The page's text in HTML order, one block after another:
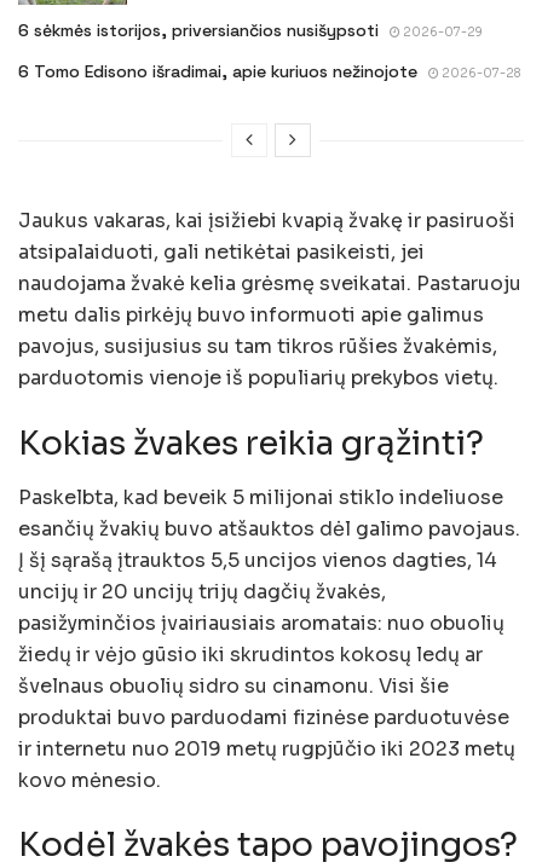
6 sėkmės istorijos, priversiančios nusišypsoti 2026-07-29
6 Tomo Edisono išradimai, apie kuriuos nežinojote 2026-07-28
Jaukus vakaras, kai įsižiebi kvapią žvakę ir pasiruoši
atsipalaiduoti, gali netikėtai pasikeisti, jei
naudojama žvakė kelia grėsmę sveikatai. Pastaruoju
metu dalis pirkėjų buvo informuoti apie galimus
pavojus, susijusius su tam tikros rūšies žvakėmis,
parduotomis vienoje iš populiarių prekybos vietų.
Kokias žvakes reikia grąžinti?
Paskelbta, kad beveik 5 milijonai stiklo indeliuose
esančių žvakių buvo atšauktos dėl galimo pavojaus.
Į šį sąrašą įtrauktos 5,5 uncijos vienos dagties, 14
uncijų ir 20 uncijų trijų dagčių žvakės,
pasižyminčios įvairiausiais aromatais: nuo obuolių
žiedų ir vėjo gūsio iki skrudintos kokosų ledų ar
švelnaus obuolių sidro su cinamonu. Visi šie
produktai buvo parduodami fizinėse parduotuvėse
ir internetu nuo 2019 metų rugpjūčio iki 2023 metų
kovo mėnesio.
Kodėl žvakės tapo pavojingos?